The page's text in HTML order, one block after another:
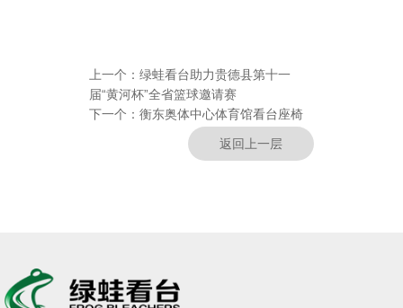
上一个： 绿蛙看台助力贵德县第十一
届“黄河杯”全省篮球邀请赛
下一个： 衡东奥体中心体育馆看台座椅
返回上一层